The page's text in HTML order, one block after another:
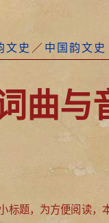
文史 ／ 中国韵文史
曲与
标题，为方便阅读，